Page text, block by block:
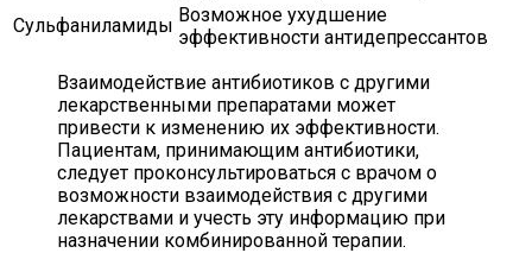
Сульфаниламиды Возможное ухудшение
эффективности антидепрессантов
Взаимодействие антибиотиков с другими
лекарственными препаратами может
привести к изменению их эффективности.
Пациентам, принимающим антибиотики,
следует проконсультироваться с врачом о
возможности взаимодействия с другими
лекарствами и учесть эту информацию при
назначении комбинированной терапии.